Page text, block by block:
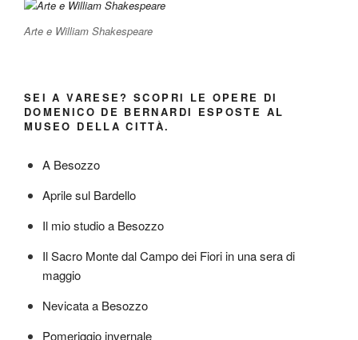
Arte e William Shakespeare
SEI A VARESE? SCOPRI LE OPERE DI
DOMENICO DE BERNARDI ESPOSTE AL
MUSEO DELLA CITTÀ.
A Besozzo
Aprile sul Bardello
Il mio studio a Besozzo
Il Sacro Monte dal Campo dei Fiori in una sera di
maggio
Nevicata a Besozzo
Pomeriggio invernale